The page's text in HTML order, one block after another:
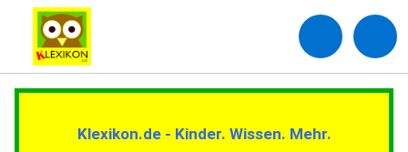
Klexikon.de - Kinder. Wissen. Mehr.